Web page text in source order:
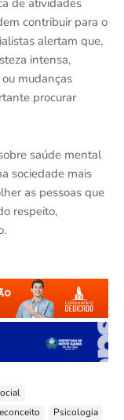
contribuir para o
alertam que,
intensa,
mudanças
procurar
saúde mental
sociedade mais
as pessoas que
respeito,
Psicologia